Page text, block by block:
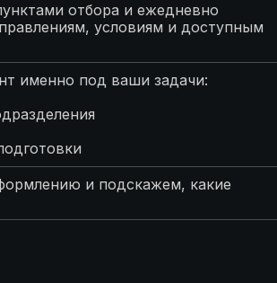
отбора и ежедневно
условиям и доступным
именно под ваши задачи:
и подскажем, какие